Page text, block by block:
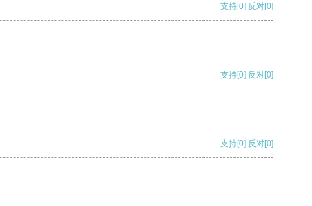
支持[0] 反对[0]
支持[0] 反对[0]
支持[0] 反对[0]